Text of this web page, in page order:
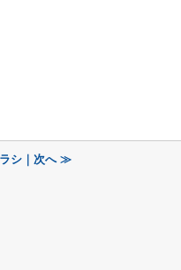
ラシ｜次へ ≫